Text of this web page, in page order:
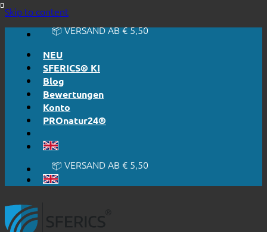
Skip to content🔆 EHRLICH. TRANSPARENT.
📦 VERSAND AB € 5,50
NEU
SFERICS® KI
Blog
Bewertungen
Konto
PROnatur24®
🔆 EINFACH. FUNKTIONIERT.
🔆 EHRLICH. TRANSPARENT.
🔖 KAUF AUF RECHNUNG